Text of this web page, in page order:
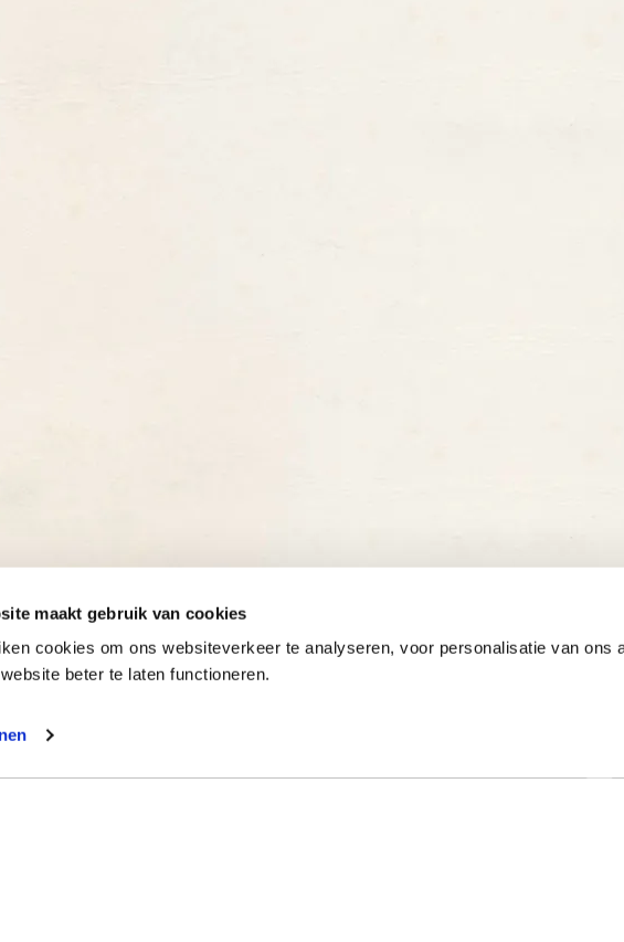
maakt gebruik van cookies
cookies om ons websiteverkeer te analyseren, voor personalisatie van ons
beter te laten functioneren.